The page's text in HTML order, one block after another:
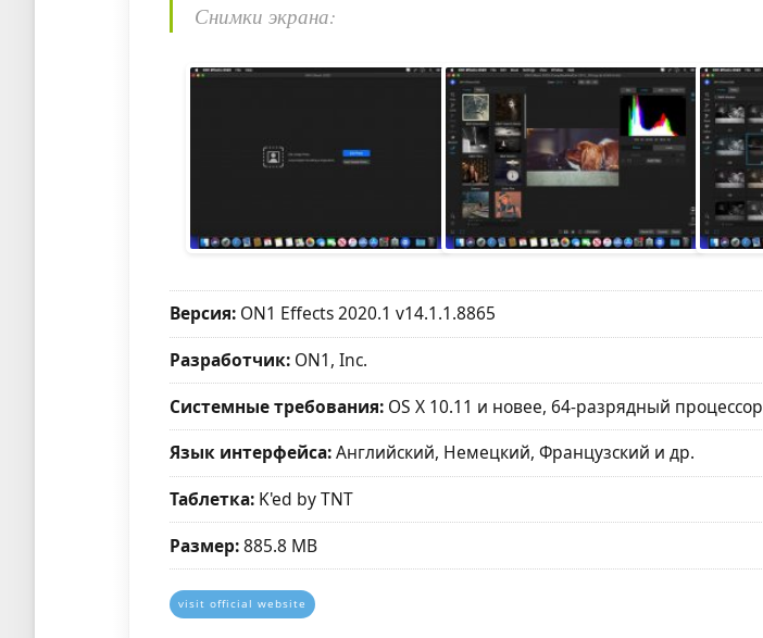
Снимки экрана:
Версия: ON1 Effects 2020.1 v14.1.1.8865
Разработчик: ON1, Inc.
Системные требования: OS X 10.11 и новее, 64-разрядный процессор
Язык интерфейса:Английский, Немецкий, Французский и др.
Таблетка: K'ed by TNT
Размер:885.8 MB
visit official website